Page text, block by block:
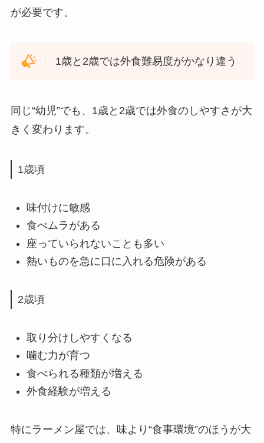
が必要です。
1歳と2歳では外食難易度がかなり違う
同じ“幼児”でも、1歳と2歳では外食のしやすさが大
きく変わります。
1歳頃
味付けに敏感
食べムラがある
座っていられないことも多い
熱いものを急に口に入れる危険がある
2歳頃
取り分けしやすくなる
噛む力が育つ
食べられる種類が増える
外食経験が増える
特にラーメン屋では、味より“食事環境”のほうが大